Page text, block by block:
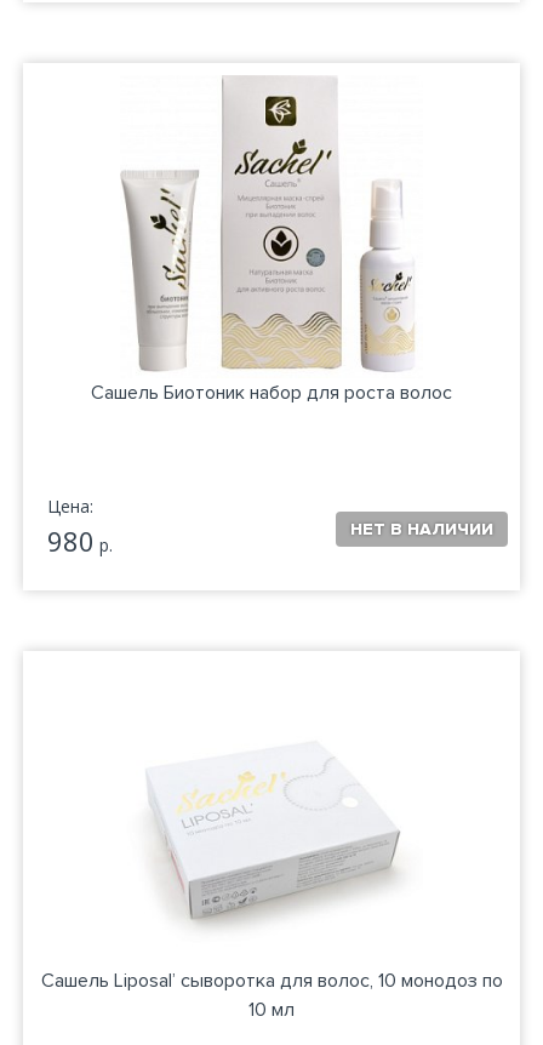
Сашель Биотоник набор для роста волос
Цена:
980 р.
Сашель Liposal’ сыворотка для волос, 10 монодоз по
10 мл